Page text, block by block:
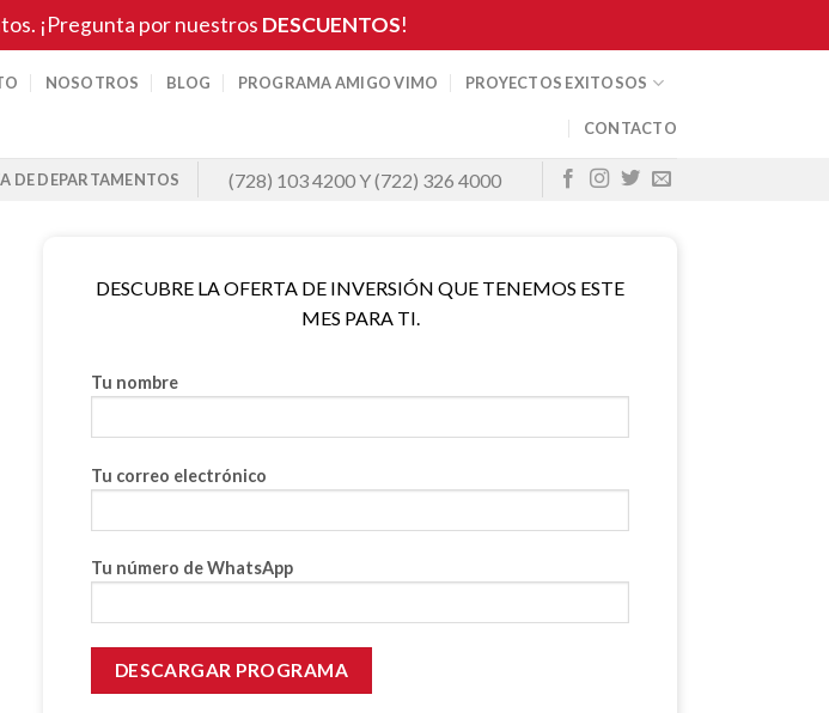
×
¡Pregunta por nuestros DESCUENTOS!
NOSOTROS BLOG PROGRAMA AMIGO VIMO PROYECTOS EXITOSOS
CONTACTO
DE DEPARTAMENTOS (728) 103 4200 Y (722) 326 4000
DESCUBRE LA OFERTA DE INVERSIÓN QUE TENEMOS ESTE
MES PARA TI.
Tu nombre
Tu correo electrónico
Tu número de WhatsApp